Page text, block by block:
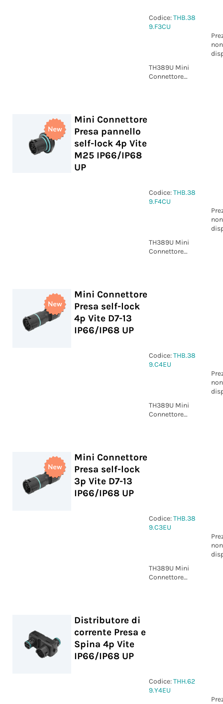
Codice:THB.38
9.F3CU
non
TH389U Mini
Connettore
Mini Connettore
Presa pannello
self-lock 4p Vite
M25 IP66/IP68
UP
Codice:THB.38
9.F4CU
non
TH389U Mini
Connettore
Mini Connettore
Presa self-lock
4p Vite D7-13
IP66/IP68 UP
Codice:THB.38
9.C4EU
non
TH389U Mini
Connettore
Mini Connettore
Presa self-lock
3p Vite D7-13
IP66/IP68 UP
Codice:THB.38
9.C3EU
non
TH389U Mini
Connettore
Distributore di
corrente Presa e
Spina 4p Vite
IP66/IP68 UP
Codice:THH.62
9.Y4EU